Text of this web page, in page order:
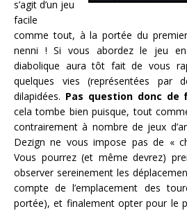
s’agit d’un jeu
facile
comme tout, à la portée du
nenni ! Si vous abordez le jeu
diabolique aura tôt fait de vous
quelques vies (représentées par
dilapidées. Pas question donc
cela tombe bien puisque, tout
contrairement à nombre de jeux
Dezign ne vous impose pas de «
Vous pourrez (et même devrez)
observer sereinement les
compte de l’emplacement des
portée), et finalement opter pour le